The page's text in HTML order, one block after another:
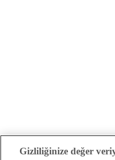
Gizliliğinize değer